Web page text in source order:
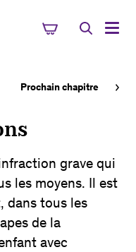
Prochain chapitre
grave qui
les moyens. Il est
dans tous les
de la
avec